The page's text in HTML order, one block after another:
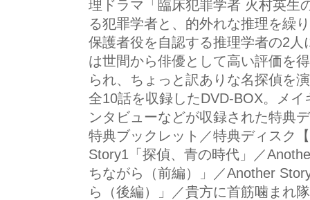
理ドラマ「臨床犯罪学者 火村英生
る犯罪学者と、的外れな推理を繰
保護者役を自認する推理学者の2
は世間から俳優として高い評価を
られ、ちょっと訳ありな名探偵を
全10話を収録したDVD-BOX。メ
ンタビューなどが収録された特典
特典ブックレット／特典ディスク
Story1「探偵、青の時代」／
ちながら（前編）」／Another
ら（後編）」／貴方に首筋噛まれ